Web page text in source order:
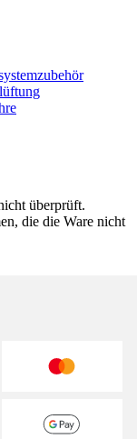
überprüft.
die die Ware nicht